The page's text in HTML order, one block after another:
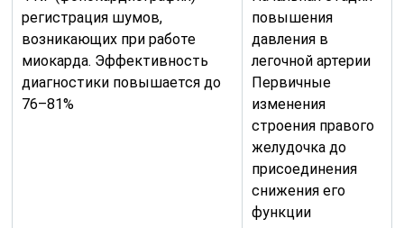
регистрация шумов,
возникающих при работе
миокарда. Эффективность
диагностики повышается до
76–81%
повышения
давления в
легочной артерии
Первичные
изменения
строения правого
желудочка до
присоединения
снижения его
функции